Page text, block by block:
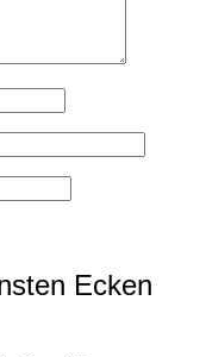
Ecken